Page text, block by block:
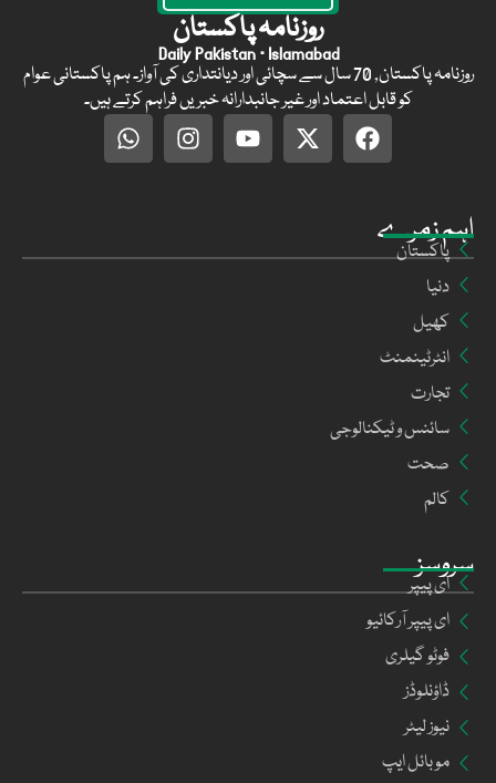
سروسز
ای پیپر
ای پیپر آرکائیو
فوٹو گیلری
ڈاؤنلوڈز
نیوز لیٹر
موبائل ایپ
اہم زمرے
پاکستان
دنیا
کھیل
انٹرٹینمنٹ
تجارت
سائنس و ٹیکنالوجی
صحت
کالم
روزنامہ پاکستان
Daily Pakistan · Islamabad
روزنامہ پاکستان, 70 سال سے سچائی اور دیانتداری کی آواز۔ ہم پاکستانی عوام
کو قابل اعتماد اور غیر جانبدارانہ خبریں فراہم کرتے ہیں۔